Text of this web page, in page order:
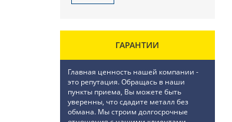
ГАРАНТИИ
Главная ценность нашей компании -
это репутация. Обращась в наши
пункты приема, Вы можете быть
уверенны, что сдадите металл без
обмана. Мы строим долгосрочные